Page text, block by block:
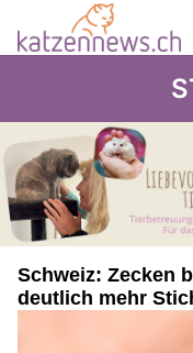
Schweiz: Zecken
deutlich mehr